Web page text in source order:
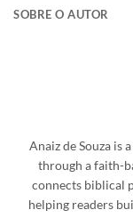
SOBRE O AUTOR
Anaiz de Souza is
through a faith-
connects biblical
helping readers